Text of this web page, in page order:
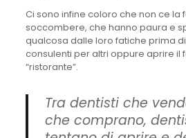
Ci sono infine coloro che non ce la
soccombere, che hanno paura e
qualcosa dalle loro fatiche prima
consulenti per altri oppure aprire il
“ristorante”.
Tra dentisti che
che comprano,